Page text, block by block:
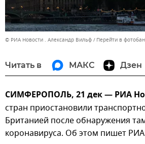
© РИА Новости . Александр Вильф Перейти в
Читать в МАКС Дзен
СИМФЕРОПОЛЬ, 21 дек — РИА
стран приостановили
Британией после обнаружения
коронавируса. Об этом пишет